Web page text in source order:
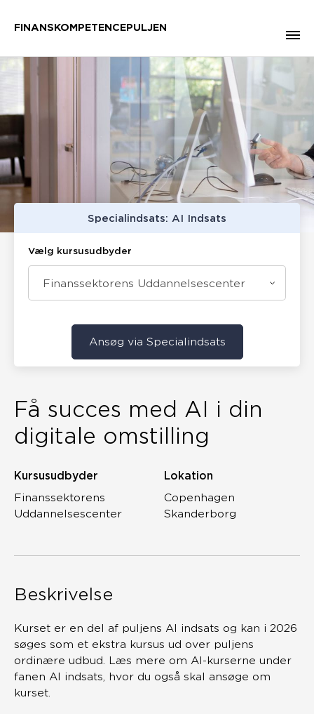
FINANSKOMPETENCEPULJEN
Specialindsats: AI Indsats
Vælg kursusudbyder
Finanssektorens Uddannelsescenter
Ansøg via Specialindsats
Få succes med AI i din
digitale omstilling
Kursusudbyder
Finanssektorens
Uddannelsescenter
Lokation
Copenhagen
Skanderborg
Beskrivelse
Kurset er en del af puljens AI indsats og kan i 2026
søges som et ekstra kursus ud over puljens
ordinære udbud. Læs mere om AI-kurserne under
fanen AI indsats, hvor du også skal ansøge om
kurset.